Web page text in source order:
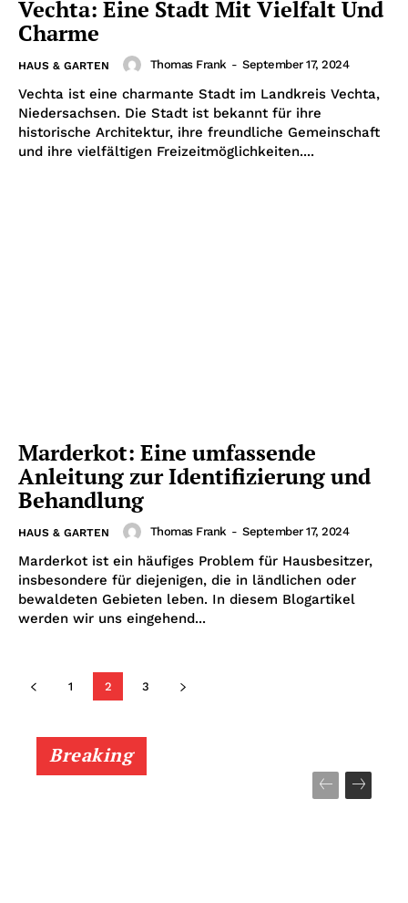
Vechta: Eine Stadt Mit Vielfalt Und
Charme
HAUS & GARTEN Thomas Frank - September 17, 2024
Vechta ist eine charmante Stadt im Landkreis Vechta,
Niedersachsen. Die Stadt ist bekannt für ihre
historische Architektur, ihre freundliche Gemeinschaft
und ihre vielfältigen Freizeitmöglichkeiten....
Marderkot: Eine umfassende
Anleitung zur Identifizierung und
Behandlung
HAUS & GARTEN Thomas Frank - September 17, 2024
Marderkot ist ein häufiges Problem für Hausbesitzer,
insbesondere für diejenigen, die in ländlichen oder
bewaldeten Gebieten leben. In diesem Blogartikel
werden wir uns eingehend...
1 2 3
Breaking